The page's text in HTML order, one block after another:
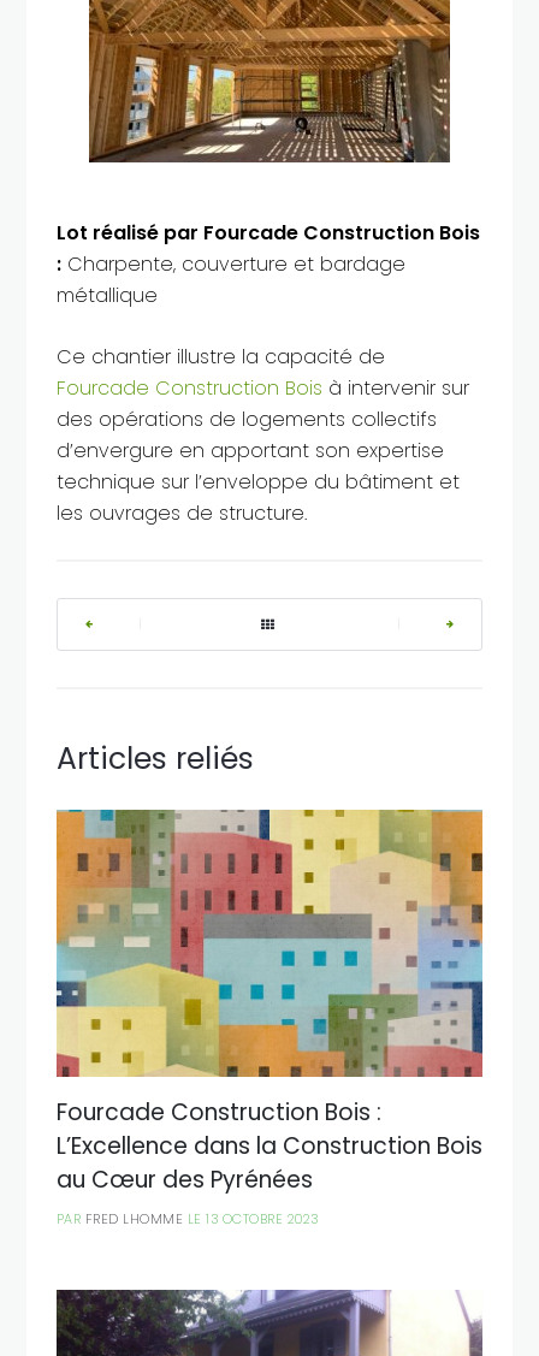
Lot réalisé par Fourcade Construction Bois
:Charpente, couverture et bardage
métallique
Ce chantier illustre la capacité de
Fourcade Construction Bois à intervenir sur
des opérations de logements collectifs
d’envergure en apportant son expertise
technique sur l’enveloppe du bâtiment et
les ouvrages de structure.
Articles reliés
Fourcade Construction Bois :
L’Excellence dans la Construction Bois
au Cœur des Pyrénées
PAR FRED LHOMME LE 13 OCTOBRE 2023